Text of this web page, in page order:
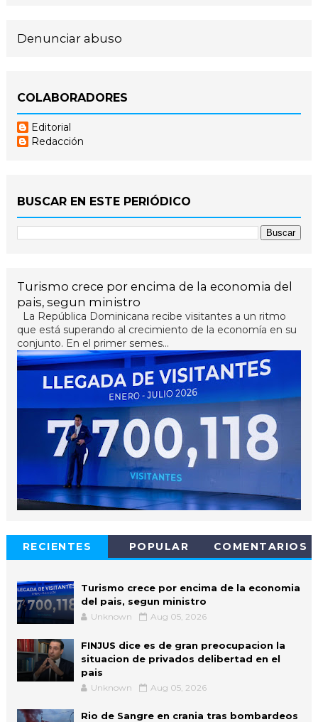
Denunciar abuso
COLABORADORES
Editorial
Redacción
BUSCAR EN ESTE PERIÓDICO
Turismo crece por encima de la economia del
pais, segun ministro
La República Dominicana recibe visitantes a un ritmo
que está superando al crecimiento de la economía en su
conjunto. En el primer semes...
RECIENTES POPULAR COMENTARIOS
Turismo crece por encima de la economia
del pais, segun ministro
Unknown Aug 05, 2026
FINJUS dice es de gran preocupacion la
situacion de privados delibertad en el
pais
Unknown Aug 05, 2026
Rio de Sangre en crania tras bombardeos